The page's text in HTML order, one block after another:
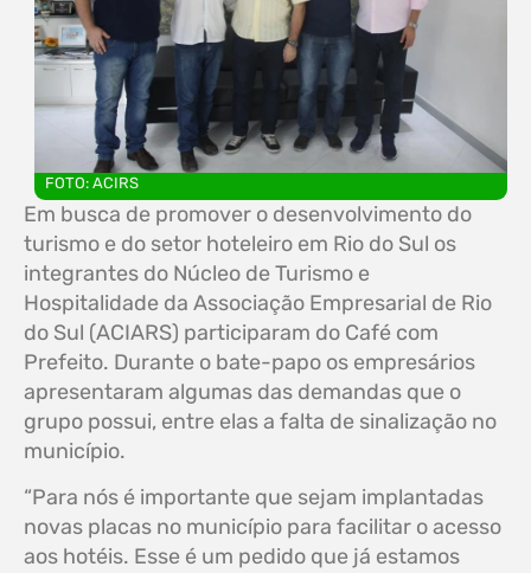
FOTO: ACIRS
Em busca de promover o desenvolvimento do
turismo e do setor hoteleiro em Rio do Sul os
integrantes do Núcleo de Turismo e
Hospitalidade da Associação Empresarial de Rio
do Sul (ACIARS) participaram do Café com
Prefeito. Durante o bate-papo os empresários
apresentaram algumas das demandas que o
grupo possui, entre elas a falta de sinalização no
município.
“Para nós é importante que sejam implantadas
novas placas no município para facilitar o acesso
aos hotéis. Esse é um pedido que já estamos